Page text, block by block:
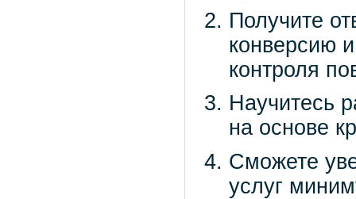
Получите
конверсию
контроля
Научитесь
на основе
Сможете
услуг